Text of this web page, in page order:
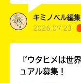
キミノベル編
2026.07.23
『ウタヒメは世
ュアル募集！